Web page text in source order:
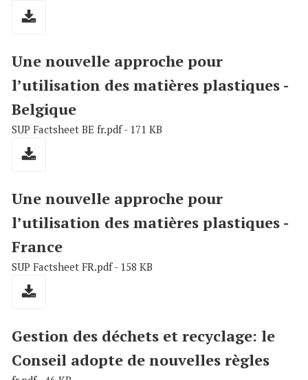
Une nouvelle approche pour
l’utilisation des matières plastiques -
Belgique
SUP Factsheet BE fr.pdf - 171 KB
Une nouvelle approche pour
l’utilisation des matières plastiques -
France
SUP Factsheet FR.pdf - 158 KB
Gestion des déchets et recyclage: le
Conseil adopte de nouvelles règles